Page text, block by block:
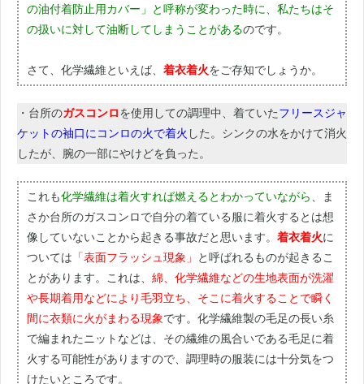
の油付着防止用カバー」と呼称が変わった時に、私たちはそ
の扱いに対して油断してしまうことがあるのです。
さて、化学繊維といえば、 着衣着火をご存知でしょうか。
・台所のガスコンロを使用しての調理中、着ていたフリースジャ
ケットの袖口にコンロの火で着火 した。シンクの水をかけて消火
したが、腕の一部にやけどを負った。
これも化学繊維は着火すれば燃えるとわかっていながら
、ま
さか台所のガスコンロで自分の着ている服に着火するとは想
像していないことから起きる事故だと思います。 着衣着火に
ついては 「表面フラッシュ現象」
と呼ばれるものが起きるこ
とがあります。これは、 綿、化学繊維などの生地表面が洗濯
や長期着用などにより毛羽立ち、そこに着火することで瞬く
間に衣類に火がまわる現象です。化学繊維製の毛足の長い糸
で編まれたニットなどは、その繊維の風合いである毛足に着
火する可能性がありますので、調理時の服装には十分気をつ
けたいところです。